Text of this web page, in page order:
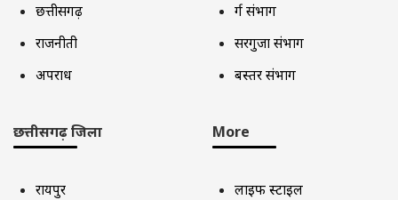
छत्तीसगढ़
राजनीती
अपराध
दुर्ग संभाग
सरगुजा संभाग
बस्तर संभाग
छत्तीसगढ़ जिला
रायपुर
More
लाइफ स्टाइल